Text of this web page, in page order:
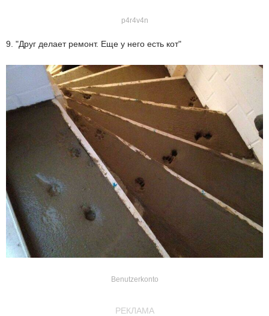
p4r4v4n
9. "Друг делает ремонт. Еще у него есть кот"
Benutzerkonto
РЕКЛАМА